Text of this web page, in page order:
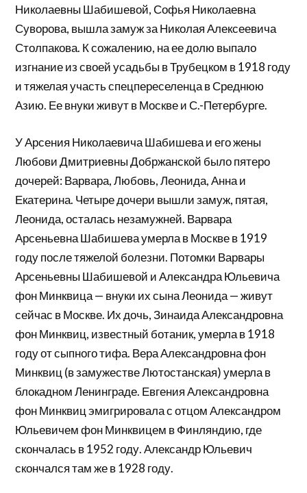
Николаевны Шабишевой, Софья Николаевна
Суворова, вышла замуж за Николая Алексеевича
Столпакова. К сожалению, на ее долю выпало
изгнание из своей усадьбы в Трубецком в 1918 году
и тяжелая участь спецпереселенца в Среднюю
Азию. Ее внуки живут в Москве и С.-Петербурге.
У Арсения Николаевича Шабишева и его жены
Любови Дмитриевны Добржанской было пятеро
дочерей: Варвара, Любовь, Леонида, Анна и
Екатерина. Четыре дочери вышли замуж, пятая,
Леонида, осталась незамужней. Варвара
Арсеньевна Шабишева умерла в Москве в 1919
году после тяжелой болезни. Потомки Варвары
Арсеньевны Шабишевой и Александра Юльевича
фон Минквица — внуки их сына Леонида — живут
сейчас в Москве. Их дочь, Зинаида Александровна
фон Минквиц, известный ботаник, умерла в 1918
году от сыпного тифа. Вера Александровна фон
Минквиц (в замужестве Лютостанская) умерла в
блокадном Ленинграде. Евгения Александровна
фон Минквиц эмигрировала с отцом Александром
Юльевичем фон Минквицем в Финляндию, где
скончалась в 1952 году. Александр Юльевич
скончался там же в 1928 году.